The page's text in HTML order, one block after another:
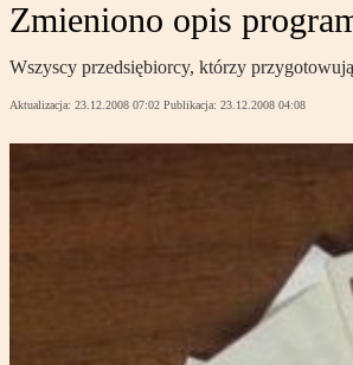
Zmieniono opis
Wszyscy przedsiębiorcy, którzy
Aktualizacja: 23.12.2008 07:02 Publikacja: 23.12.2008 04:08